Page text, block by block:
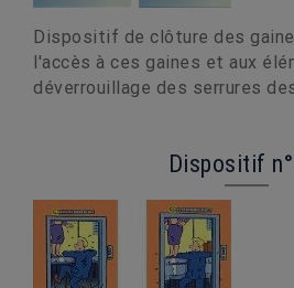
Dispositif de clôture des
l'accès à ces gaines et aux
déverrouillage des serrures
Dispositif